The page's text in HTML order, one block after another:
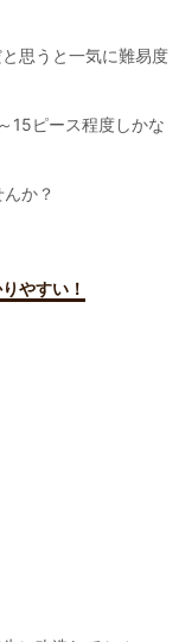
思うと一気に難易度
15ピース程度しかな
か？
やすい！